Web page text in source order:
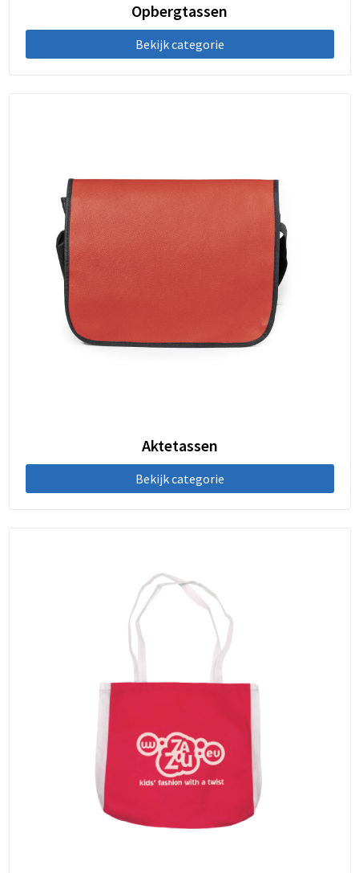
Opbergtassen
Bekijk categorie
Aktetassen
Bekijk categorie